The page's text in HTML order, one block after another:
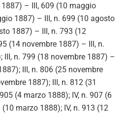
– III, 609 (10 maggio
1887) – III, n. 699 (10 agosto
1887) – III, n. 793 (12
(14 novembre 1887) – III, n.
III, n. 799 (18 novembre 1887) –
III, n. 806 (25 novembre
1887); III, n. 812 (31
(4 marzo 1888); IV, n. 907 (6
marzo 1888); IV, n. 913 (12